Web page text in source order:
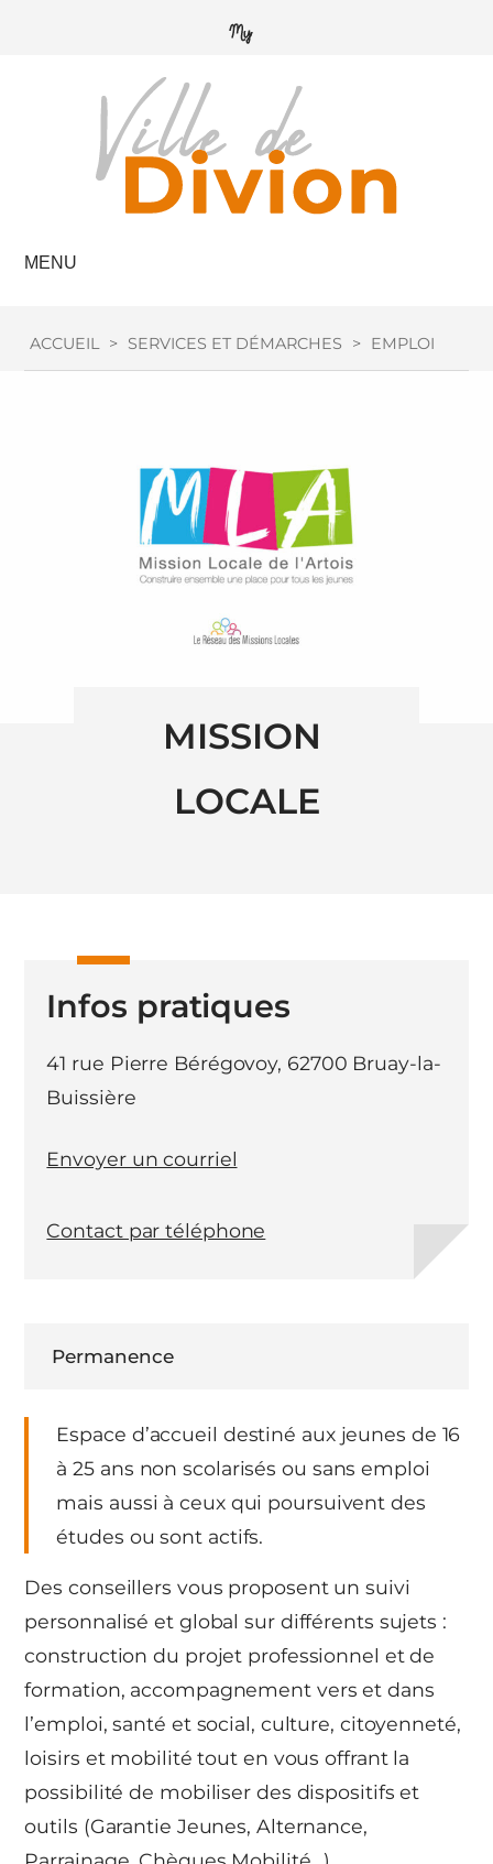
MENU
ACCUEIL > SERVICES ET DÉMARCHES > EMPLOI /
MISSION
LOCALE
Espace d’accueil destiné aux jeunes de 16
à 25 ans non scolarisés ou sans emploi
mais aussi à ceux qui poursuivent des
études ou sont actifs.
Des conseillers vous proposent un suivi
personnalisé et global sur différents sujets :
construction du projet professionnel et de
formation, accompagnement vers et dans
l’emploi, santé et social, culture, citoyenneté,
loisirs et mobilité tout en vous offrant la
possibilité de mobiliser des dispositifs et
outils (Garantie Jeunes, Alternance,
Infos pratiques
41 rue Pierre Bérégovoy, 62700 Bruay-la-
Buissière
Envoyer un courriel
Contact par téléphone
Permanence